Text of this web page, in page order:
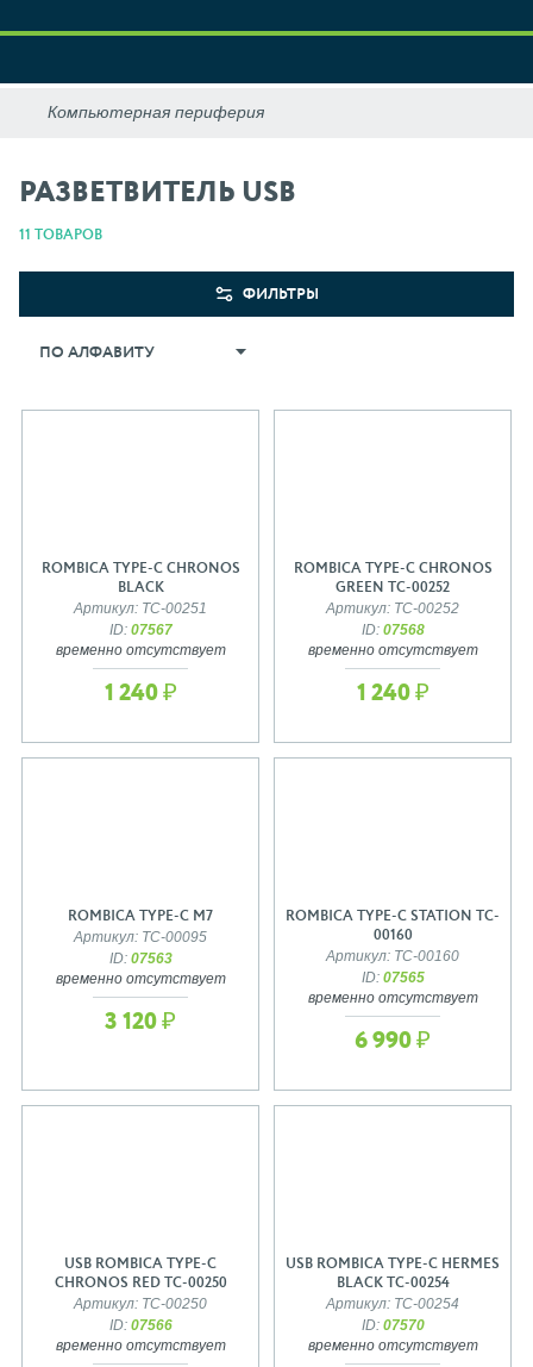
РАЗВЕТВИТЕЛЬ USB
11 ТОВАРОВ
ФИЛЬТРЫ
ПО АЛФАВИТУ
ROMBICA TYPE-C CHRONOS
BLACK
Артикул: TC-00251
ID: 07567
временно отсутствует
1 240 ₽
ROMBICA TYPE-C CHRONOS
GREEN TC-00252
Артикул: TC-00252
ID: 07568
временно отсутствует
1 240 ₽
ROMBICA TYPE-C M7
Артикул: TC-00095
ID: 07563
временно отсутствует
3 120 ₽
ROMBICA TYPE-C STATION TC-
00160
Артикул: TC-00160
ID: 07565
временно отсутствует
6 990 ₽
USB ROMBICA TYPE-C
CHRONOS RED TC-00250
Артикул: TC-00250
ID: 07566
временно отсутствует
USB ROMBICA TYPE-C HERMES
BLACK TC-00254
Артикул: TC-00254
ID: 07570
временно отсутствует